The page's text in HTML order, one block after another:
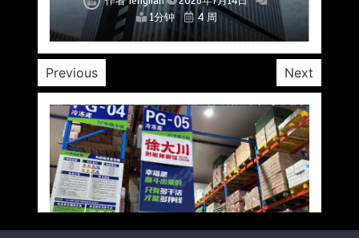
1分钟
4 周
1分钟
4 周
1分钟
4 周
1分钟
4 周
1分钟
4 周
1分钟
4 周
1分钟
4 周
Previous Next